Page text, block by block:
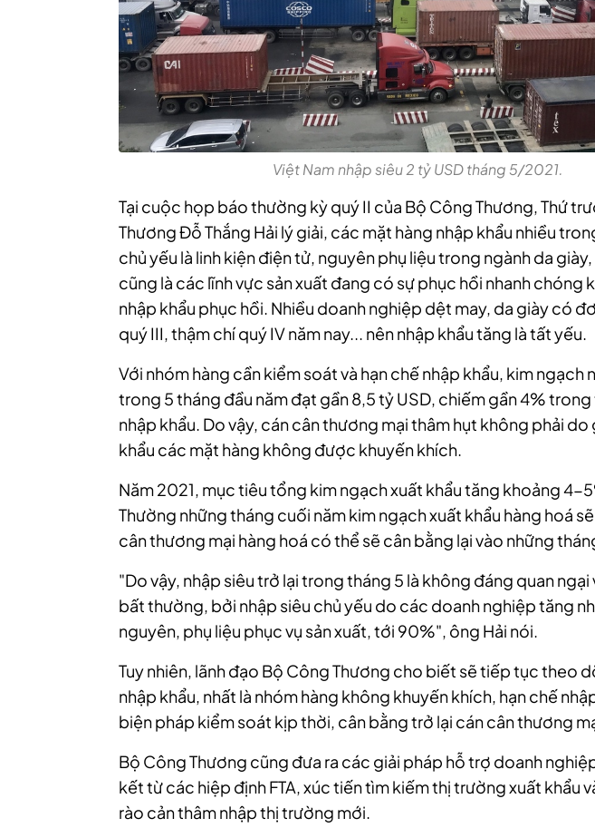
Việt Nam nhập siêu 2 tỷ USD tháng 5/2021.
Tại cuộc họp báo thường kỳ quý II của Bộ Công Thương, Thứ
Thương Đỗ Thắng Hải lý giải, các mặt hàng nhập khẩu nhiều
chủ yếu là linh kiện điện tử, nguyên phụ liệu trong ngành da
cũng là các lĩnh vực sản xuất đang có sự phục hồi nhanh chóng
nhập khẩu phục hồi. Nhiều doanh nghiệp dệt may, da giày có
quý III, thậm chí quý IV năm nay... nên nhập khẩu tăng là tất yếu.
Với nhóm hàng cần kiểm soát và hạn chế nhập khẩu, kim ngạch
trong 5 tháng đầu năm đạt gần 8,5 tỷ USD, chiếm gần 4%
nhập khẩu. Do vậy, cán cân thương mại thâm hụt không phải do
khẩu các mặt hàng không được khuyến khích.
Năm 2021, mục tiêu tổng kim ngạch xuất khẩu tăng khoảng 4-
Thường những tháng cuối năm kim ngạch xuất khẩu hàng hoá
cân thương mại hàng hoá có thể sẽ cân bằng lại vào những
"Do vậy, nhập siêu trở lại trong tháng 5 là không đáng quan
bất thường, bởi nhập siêu chủ yếu do các doanh nghiệp tăng
nguyên, phụ liệu phục vụ sản xuất, tới 90%", ông Hải nói.
Tuy nhiên, lãnh đạo Bộ Công Thương cho biết sẽ tiếp tục theo
nhập khẩu, nhất là nhóm hàng không khuyến khích, hạn chế
biện pháp kiểm soát kịp thời, cân bằng trở lại cán cân thương
Bộ Công Thương cũng đưa ra các giải pháp hỗ trợ doanh
kết từ các hiệp định FTA, xúc tiến tìm kiếm thị trường xuất khẩu
rào cản thâm nhập thị trường mới.